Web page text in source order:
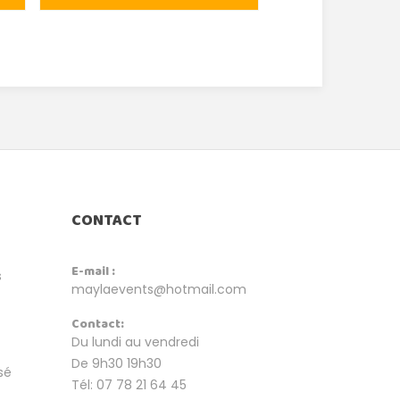
CONTACT
E-mail :
maylaevents@hotmail.com
Contact:
Du lundi au vendredi
De 9h30 19h30
Tél: 07 78 21 64 45